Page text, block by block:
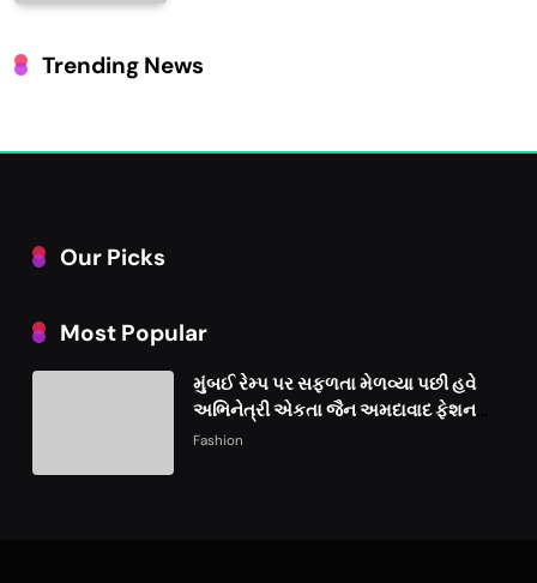
Trending News
Our Picks
Most Popular
મુંબઈ રેમ્પ પર સફળતા મેળવ્યા પછી હવે
અભિનેત્રી એકતા જૈન અમદાવાદ ફેશન
વીકમાં પોતાની પ્રતિભા પ્રદર્શિત કરશે
Fashion